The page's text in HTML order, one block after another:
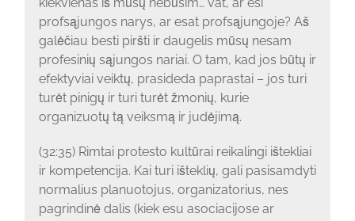
profsąjungos narys, ar esat profsąjungoje? Aš
galėčiau besti piršti ir daugelis mūsų nesam
profesinių sąjungos nariai. O tam, kad jos būtų ir
efektyviai veiktų, prasideda paprastai – jos turi
turėt pinigų ir turi turėt žmonių, kurie
organizuotų tą veiksmą ir judėjimą.
(32:35) Rimtai protesto kultūrai reikalingi ištekliai
ir kompetencija. Kai turi išteklių, gali pasisamdyti
normalius planuotojus, organizatorius, nes
pagrindinė dalis (kiek esu asociacijose ar